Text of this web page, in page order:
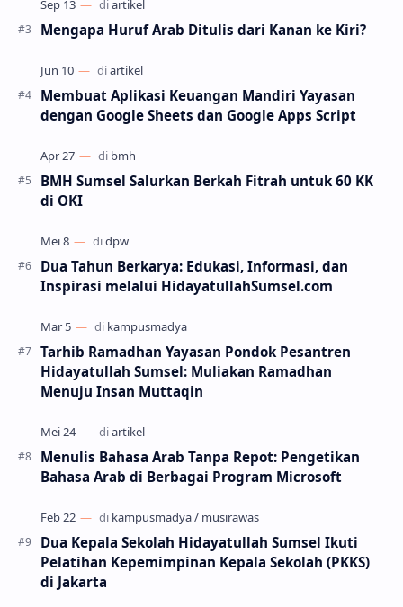
Mengapa Huruf Arab Ditulis dari Kanan ke Kiri?
Membuat Aplikasi Keuangan Mandiri Yayasan
dengan Google Sheets dan Google Apps Script
BMH Sumsel Salurkan Berkah Fitrah untuk 60 KK
di OKI
Dua Tahun Berkarya: Edukasi, Informasi, dan
Inspirasi melalui HidayatullahSumsel.com
Tarhib Ramadhan Yayasan Pondok Pesantren
Hidayatullah Sumsel: Muliakan Ramadhan
Menuju Insan Muttaqin
Menulis Bahasa Arab Tanpa Repot: Pengetikan
Bahasa Arab di Berbagai Program Microsoft
Dua Kepala Sekolah Hidayatullah Sumsel Ikuti
Pelatihan Kepemimpinan Kepala Sekolah (PKKS)
di Jakarta